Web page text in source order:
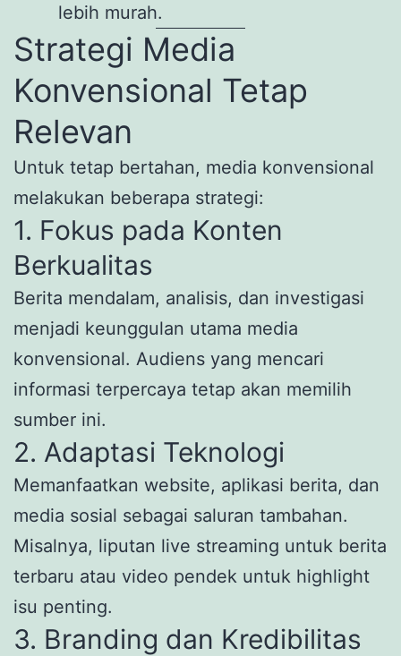
lebih murah.
Strategi Media
Konvensional Tetap
Relevan
Untuk tetap bertahan, media konvensional
melakukan beberapa strategi:
1. Fokus pada Konten
Berkualitas
Berita mendalam, analisis, dan investigasi
menjadi keunggulan utama media
konvensional. Audiens yang mencari
informasi terpercaya tetap akan memilih
sumber ini.
2. Adaptasi Teknologi
Memanfaatkan website, aplikasi berita, dan
media sosial sebagai saluran tambahan.
Misalnya, liputan live streaming untuk berita
terbaru atau video pendek untuk highlight
isu penting.
3. Branding dan Kredibilitas